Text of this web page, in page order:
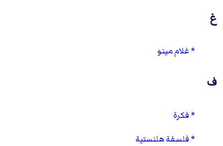
غ
غلام مينو
ف
فكرة
فلسفة هلنستية